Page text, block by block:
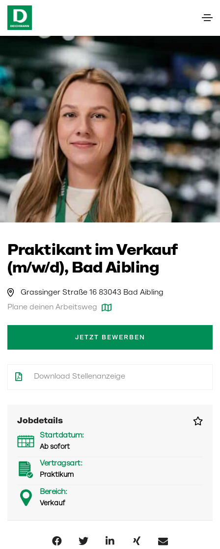
Praktikant im Verkauf
(m/w/d), Bad Aibling
Grassinger Straße 16 83043 Bad Aibling
Plane deinen Arbeitsweg
JETZT BEWERBEN
Download Stellenanzeige
Jobdetails
Startdatum:
Ab sofort
Vertragsart:
Praktikum
Bereich:
Verkauf